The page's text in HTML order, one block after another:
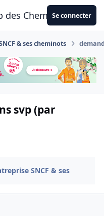
des CheminotsSe connecter
& ses cheminots
svp (par
SNCF & ses